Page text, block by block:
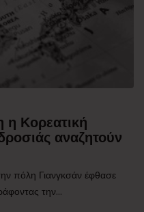
η Κορεατική
αναζητούν
πόλη Γιανγκσάν έφθασε
την...